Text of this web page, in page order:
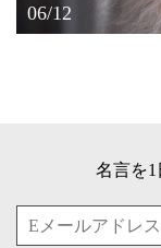
06/12
名言を1